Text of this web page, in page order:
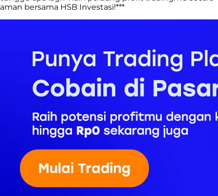
aman bersama HSB Investasi!***